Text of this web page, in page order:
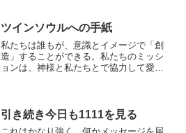
は決して「一時的な戯れ」ではありませ
ん。一生涯で1人、高次元も含めてまさに
ツインフレーム。唯一無二(お互いに)と言
っても過言
ツインソウルへの手紙
私たちは誰もが、意識とイメージで「創
造」することができる。私たちのミッシ
ョンは、神様と私たちとで協力して愛を
引き続き今日も1111を見る